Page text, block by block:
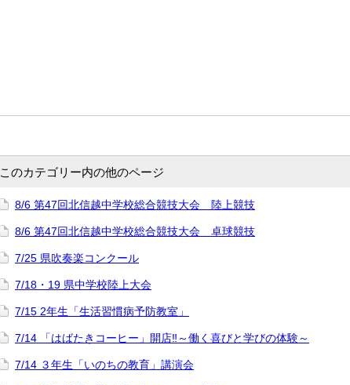
このカテゴリー内の他のページ
8/6 第47回北信越中学校総合競技大会 陸上競技
8/6 第47回北信越中学校総合競技大会 卓球競技
7/25 県吹奏楽コンクール
7/18・19 県中学校陸上大会
7/15 2年生「生活習慣病予防教室」
7/14 「はばたきコーヒー」開店‼︎～働く喜びと学びの体験～
7/14 ３年生「いのちの教育」講演会